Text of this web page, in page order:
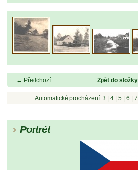
← Předchozí Zpět do složky
Automatické procházení: 3 4| 5| 6 7
Portrét